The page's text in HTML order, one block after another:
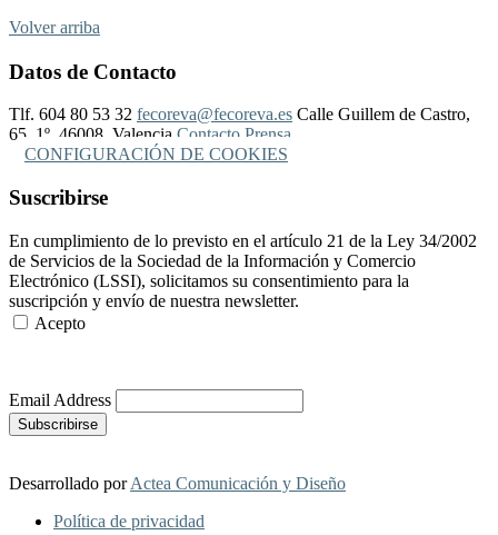
Volver arriba
Datos de Contacto
Tlf. 604 80 53 32 fecoreva@fecoreva.es Calle Guillem de Castro,
65, 1º, 46008, Valencia Contacto Prensa
CONFIGURACIÓN DE COOKIES
Suscribirse
En cumplimiento de lo previsto en el artículo 21 de la Ley 34/2002
de Servicios de la Sociedad de la Información y Comercio
Electrónico (LSSI), solicitamos su consentimiento para la
suscripción y envío de nuestra newsletter.
Acepto
Email Address
Desarrollado porActea Comunicación y Diseño
Política de privacidad